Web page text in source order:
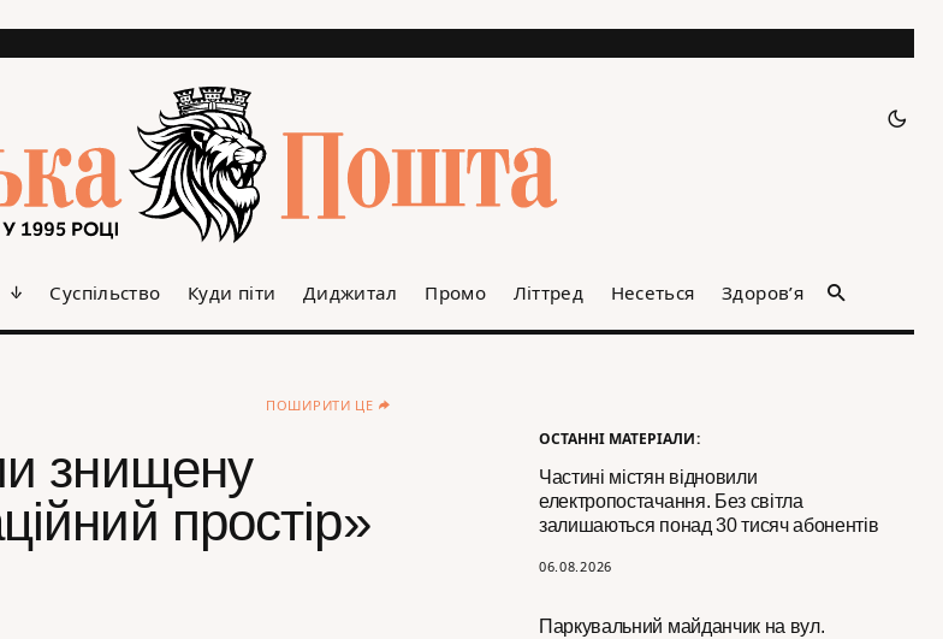
Суспільство Куди піти Диджитал Промо Літтред Несеться Здоров’я
ОСТАННІ МАТЕРІАЛИ:
Частині містян відновили
електропостачання. Без світла
залишаються понад 30 тисяч абонентів
06.08.2026
Паркувальний майданчик на вул.
ПОШИРИТИ ЦЕ
знищену
простір»